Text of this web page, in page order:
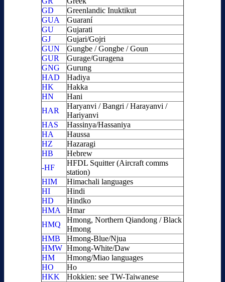
GD
Greenlandic Inuktikut
GUA
Guaraní
GU
Gujarati
GJ
Gujari/Gojri
GUN
Gungbe / Gongbe / Goun
GUR
Gurage/Guragena
GNG
Gurung
HAD
Hadiya
HK
Hakka
HN
Hani
HAR
Haryanvi / Bangri / Harayanvi /
Hariyanvi
HAS
Hassinya/Hassaniya
HA
Haussa
HZ
Hazaragi
HB
Hebrew
-HF
HFDL Squitter (Aircraft comms
station)
HIM
Himachali languages
HI
Hindi
HD
Hindko
HMA
Hmar
HMQ
Hmong, Northern Qiandong / Black
Hmong
HMB
Hmong-Blue/Njua
HMW Hmong-White/Daw
HM
Hmong/Miao languages
HO
Ho
HKK
Hokkien: see TW-Taiwanese